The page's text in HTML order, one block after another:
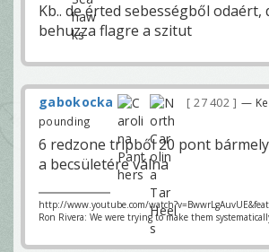
Kb.. de érted sebességből odaért,
behuzza flagre a szitut
gabokocka 27 402
—
pounding
6 redzone tripből 20 pont
a becsületére válna
http://www.youtube.com/
Ron Rivera: We were trying to make them